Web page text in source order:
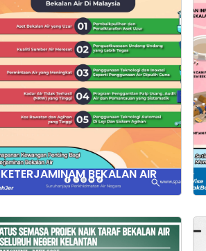
KETERJAMINAM BEKALAN AIR